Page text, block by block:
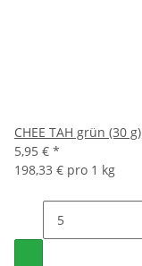
CHEE TAH grün (30 g)
5,95 € *
198,33 € pro 1 kg